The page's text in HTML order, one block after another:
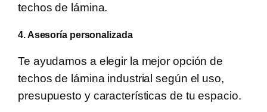
techos de lámina.
4. Asesoría personalizada
Te ayudamos a elegir la mejor opción de
techos de lámina industrial según el uso,
presupuesto y características de tu espacio.